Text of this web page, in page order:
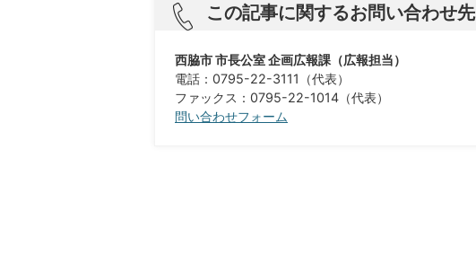
この記事に関するお問い合わせ先
西脇市 市長公室 企画広報課（広報担当）
電話：0795-22-3111（代表）
ファックス：0795-22-1014（代表）
問い合わせフォーム